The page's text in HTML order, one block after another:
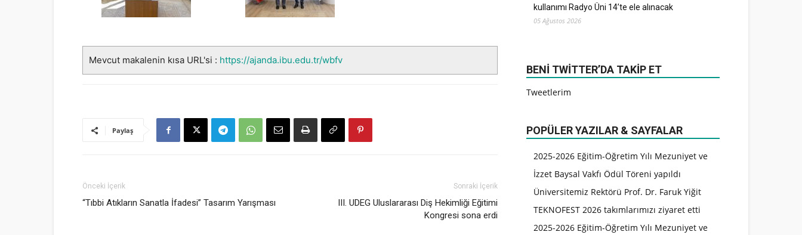
Mevcut makalenin kısa URL'si : https://ajanda.ibu.edu.tr/wbfv
Paylaş
Önceki İçerik
“Tıbbi Atıkların Sanatla İfadesi” Tasarım Yarışması
Sonraki İçerik
III. UDEG Uluslararası Diş Hekimliği Eğitimi
Kongresi sona erdi
kullanımı Radyo Üni 14’te ele alınacak
05 Ağustos 2026
BENI TWITTER’DA TAKIP ET
Tweetlerim
POPÜLER YAZILAR & SAYFALAR
2025-2026 Eğitim-Öğretim Yılı Mezuniyet ve
İzzet Baysal Vakfı Ödül Töreni yapıldı
Üniversitemiz Rektörü Prof. Dr. Faruk Yiğit
TEKNOFEST 2026 takımlarımızı ziyaret etti
2025-2026 Eğitim-Öğretim Yılı Mezuniyet ve